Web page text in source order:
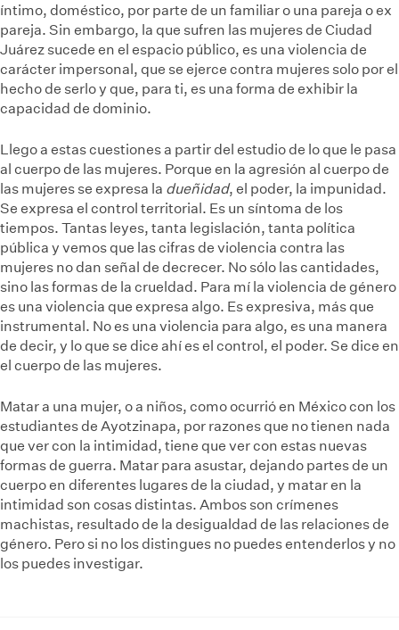
íntimo, doméstico, por parte de un familiar o una pareja o ex
pareja. Sin embargo, la que sufren las mujeres de Ciudad
Juárez sucede en el espacio público, es una violencia de
carácter impersonal, que se ejerce contra mujeres solo por el
hecho de serlo y que, para ti, es una forma de exhibir la
capacidad de dominio.
Llego a estas cuestiones a partir del estudio de lo que le pasa
al cuerpo de las mujeres. Porque en la agresión al cuerpo de
las mujeres se expresa la dueñidad, el poder, la impunidad.
Se expresa el control territorial. Es un síntoma de los
tiempos. Tantas leyes, tanta legislación, tanta política
pública y vemos que las cifras de violencia contra las
mujeres no dan señal de decrecer. No sólo las cantidades,
sino las formas de la crueldad. Para mí la violencia de género
es una violencia que expresa algo. Es expresiva, más que
instrumental. No es una violencia para algo, es una manera
de decir, y lo que se dice ahí es el control, el poder. Se dice en
el cuerpo de las mujeres.
Matar a una mujer, o a niños, como ocurrió en México con los
estudiantes de Ayotzinapa, por razones que no tienen nada
que ver con la intimidad, tiene que ver con estas nuevas
formas de guerra. Matar para asustar, dejando partes de un
cuerpo en diferentes lugares de la ciudad, y matar en la
intimidad son cosas distintas. Ambos son crímenes
machistas, resultado de la desigualdad de las relaciones de
género. Pero si no los distingues no puedes entenderlos y no
los puedes investigar.